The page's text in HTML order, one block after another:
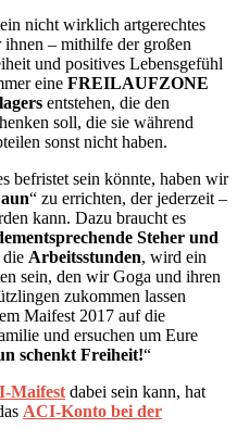
nicht wirklich artgerechtes
– mithilfe der großen
und positives Lebensgefühl
eine FREILAUFZONE
entstehen, die den
soll, die sie während
sonst nicht haben.
befristet sein könnte, haben wir
“ zu errichten, der jederzeit –
kann. Dazu braucht es
Steher und
die Arbeitsstunden, wird ein
sein, den wir Goga und ihren
zukommen lassen
Maifest 2017 auf die
und ersuchen um Eure
schenkt Freiheit!“
Maifest dabei sein kann, hat
ACI-Konto bei der